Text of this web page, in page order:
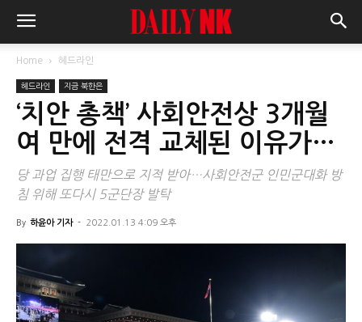
Home 헤드라인
헤드라인 지금 북한은
‘치안 총책’ 사회안전상 3개월
여 만에 전격 교체된 이유가…
당 과업 집행 태만으로 지적 받아…사회안전군 인민군대화 방
침 위해 또다시 5군단장 발탁
By 하윤아 기자 - 2022.01.13 4:09 오후